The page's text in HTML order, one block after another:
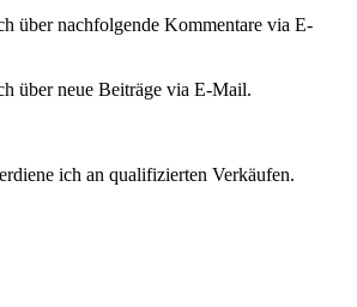
über nachfolgende Kommentare via E-
über neue Beiträge via E-Mail.
ich an qualifizierten Verkäufen.